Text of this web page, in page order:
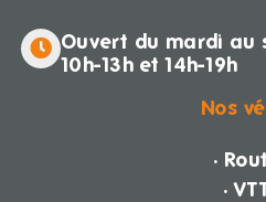
Ouvert du mardi au
10h-13h et 14h-19h
Nos
·
·